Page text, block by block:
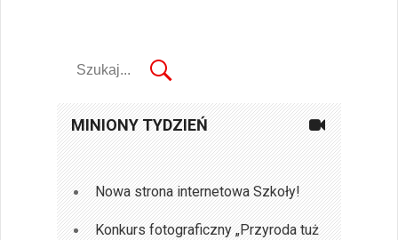
MINIONY TYDZIEŃ
Nowa strona internetowa Szkoły!
Konkurs fotograficzny „Przyroda tuż